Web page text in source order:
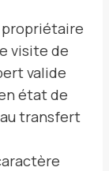
propriétaire
visite de
valide
état de
transfert